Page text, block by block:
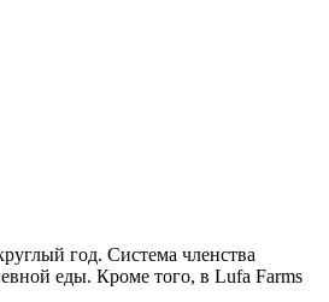
год. Система членства
еды. Кроме того, в Lufa Farms